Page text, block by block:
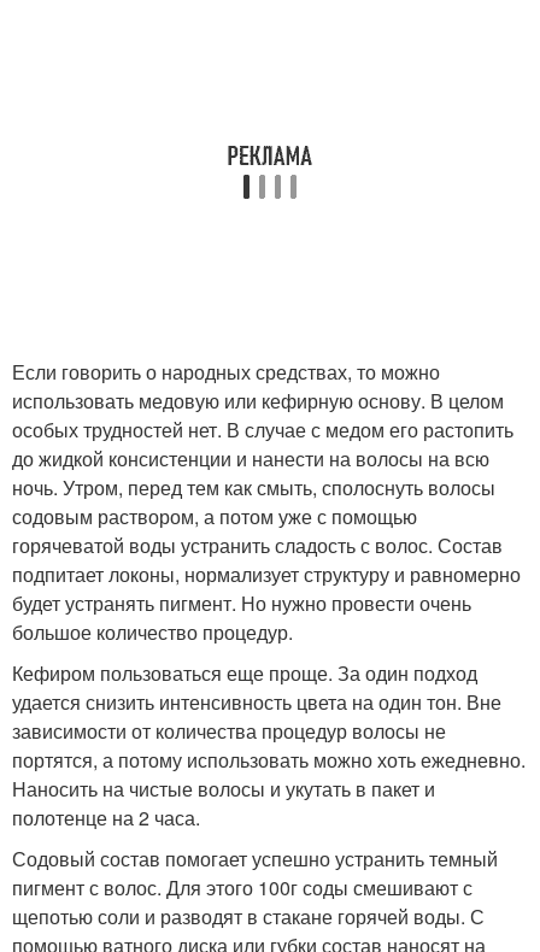
Если говорить о народных средствах, то можно
использовать медовую или кефирную основу. В целом
особых трудностей нет. В случае с медом его растопить
до жидкой консистенции и нанести на волосы на всю
ночь. Утром, перед тем как смыть, сполоснуть волосы
содовым раствором, а потом уже с помощью
горячеватой воды устранить сладость с волос. Состав
подпитает локоны, нормализует структуру и равномерно
будет устранять пигмент. Но нужно провести очень
большое количество процедур.
Кефиром пользоваться еще проще. За один подход
удается снизить интенсивность цвета на один тон. Вне
зависимости от количества процедур волосы не
портятся, а потому использовать можно хоть ежедневно.
Наносить на чистые волосы и укутать в пакет и
полотенце на 2 часа.
Содовый состав помогает успешно устранить темный
пигмент с волос. Для этого 100г соды смешивают с
щепотью соли и разводят в стакане горячей воды. С
помощью ватного диска или губки состав наносят на